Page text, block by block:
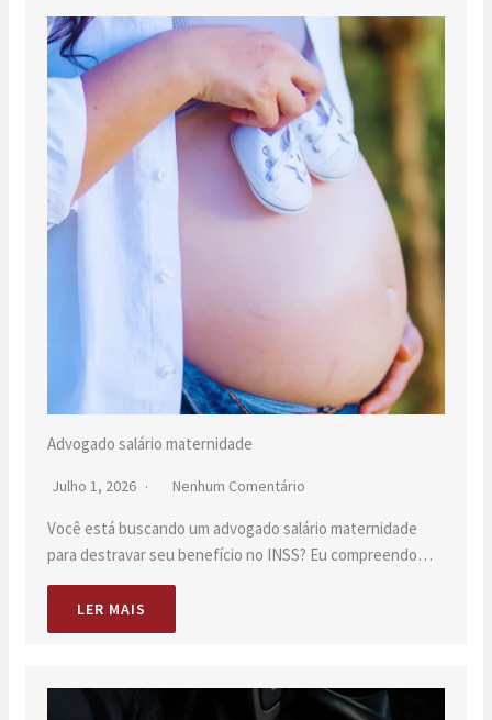
Advogado salário maternidade
Julho 1, 2026 Nenhum Comentário
Você está buscando um advogado salário maternidade
para destravar seu benefício no INSS? Eu compreendo…
LER MAIS